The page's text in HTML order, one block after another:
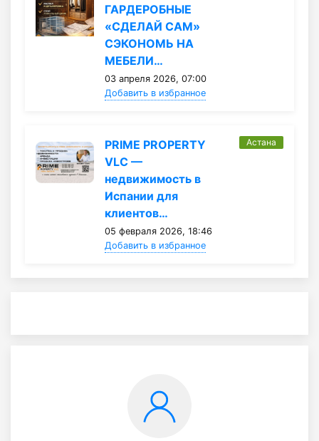
ГАРДЕРОБНЫЕ
«СДЕЛАЙ САМ»
СЭКОНОМЬ НА
МЕБЕЛИ…
03 апреля 2026, 07:00
Добавить в избранное
PRIME PROPERTY
VLC —
недвижимость в
Испании для
клиентов…
05 февраля 2026, 18:46
Добавить в избранное
Астана